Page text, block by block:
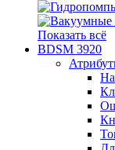
Показать всё
BDSM 3920